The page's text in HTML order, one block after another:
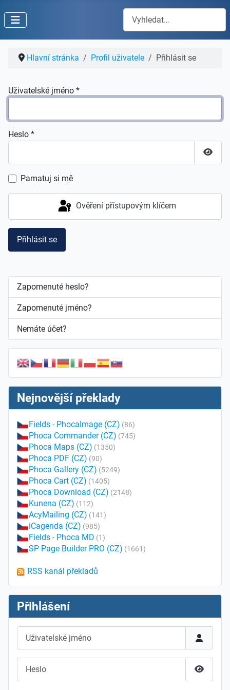
Hledat
Hlavní stránka Profil uživatele Přihlásit se
Uživatelské jméno *
Heslo *
Pamatuj si mě
Ověření přístupovým klíčem
Přihlásit se
Zapomenuté heslo?
Zapomenuté jméno?
Nemáte účet?
Nejnovější překlady
Fields - PhocaImage (CZ) (86)
Phoca Commander (CZ) (745)
Phoca Maps (CZ) (1350)
Phoca PDF (CZ) (90)
Phoca Gallery (CZ) (5249)
Phoca Cart (CZ) (1405)
Phoca Download (CZ) (2148)
Kunena (CZ) (112)
AcyMailing (CZ) (141)
iCagenda (CZ) (985)
Fields - Phoca MD (1)
SP Page Builder PRO (CZ) (1661)
RSS kanál překladů
Přihlášení